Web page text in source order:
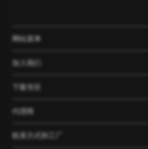
网站菜单
产品
公司
资讯
案例
加入我们
下载专区
代理商
联系方式和工厂